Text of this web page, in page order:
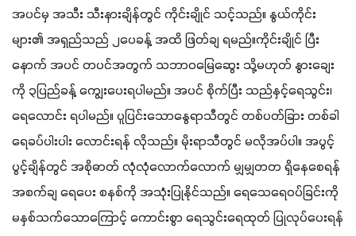
အပင်မှ အသီး သီးနားချိန်တွင် ကိုင်းချိုင် သင့်သည်။ နွယ်ကိုင်း
များ၏ အရှည်သည် ၂ပေခန့် အထိ ဖြတ်ချ ရမည်။ကိုင်းချိုင် ပြီး
နောက် အပင် တပင်အတွက် သဘာဝမြေဆွေး သို့မဟုတ် နွားချေး
ကို ၃ပြည်ခန့် ကျွေးပေးရပါမည်။ အပင် စိုက်ပြီး သည်နှင့်ရေသွင်း၊
ရေလောင်း ရပါမည်။ ပူပြင်းသောနွေရာသီတွင် တစ်ပတ်ခြား တစ်ခါ
ရေခပ်ပါးပါး လောင်းရန် လိုသည်။ မိုးရာသီတွင် မလိုအပ်ပါ။ အပွင့်
ပွင့်ချိန်တွင် အစိုဓာတ် လုံလုံလောက်လောက် မျှမျှတတ ရှိနေစေရန်
အစက်ချ ရေပေး စနစ်ကို အသုံးပြုနိုင်သည်။ ရေသေရေဝပ်ခြင်းကို
မနှစ်သက်သောကြောင့် ကောင်းစွာ ရေသွင်းရေထုတ် ပြုလုပ်ပေးရန်